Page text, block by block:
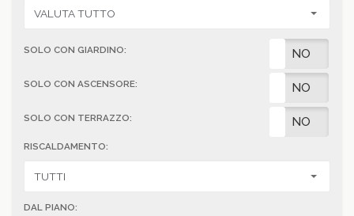
SOLO CON GIARDINO: NO
SOLO CON ASCENSORE: NO
SOLO CON TERRAZZO: NO
RISCALDAMENTO:
DAL PIANO: